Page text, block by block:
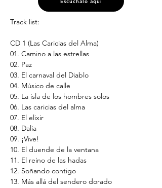
Track list:
CD 1 (Las Caricias del Alma)
01. Camino a las estrellas
02. Paz
03. El carnaval del Diablo
04. Músico de calle
05. La isla de los hombres solos
06. Las caricias del alma
07. El elixir
08. Dalia
09. ¡Vive!
10. El duende de la ventana
11. El reino de las hadas
12. Soñando contigo
13. Más allá del sendero dorado